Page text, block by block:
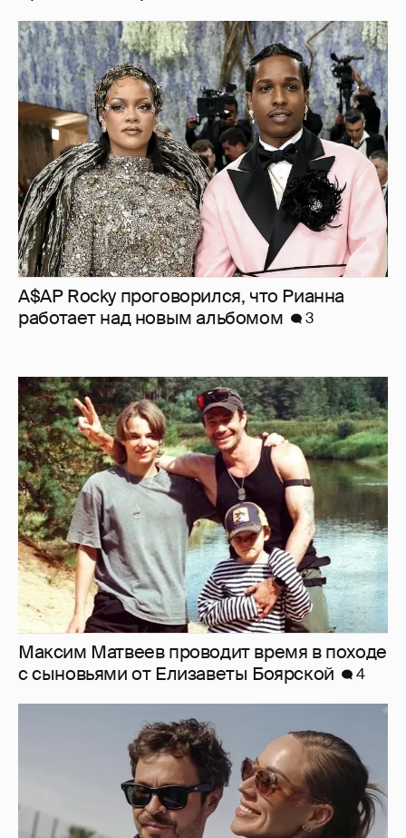
A$AP Rocky проговорился, что Рианна
работает над новым альбомом
3
Максим Матвеев проводит время в походе
с сыновьями от Елизаветы Боярской
4
"У многих людей зависть". Павел
Деревянко заявил, что подозревает в
атаках на его бренд людей из близкого
окружения
7